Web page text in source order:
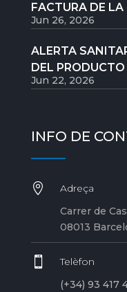
FACTURA DE LA
Jun 26, 2026
ALERTA
DEL PRODUCTO
Jun 22, 2026
INFO DE

Adreça
Carrer de
08013

Telèfon
(+34) 93 417